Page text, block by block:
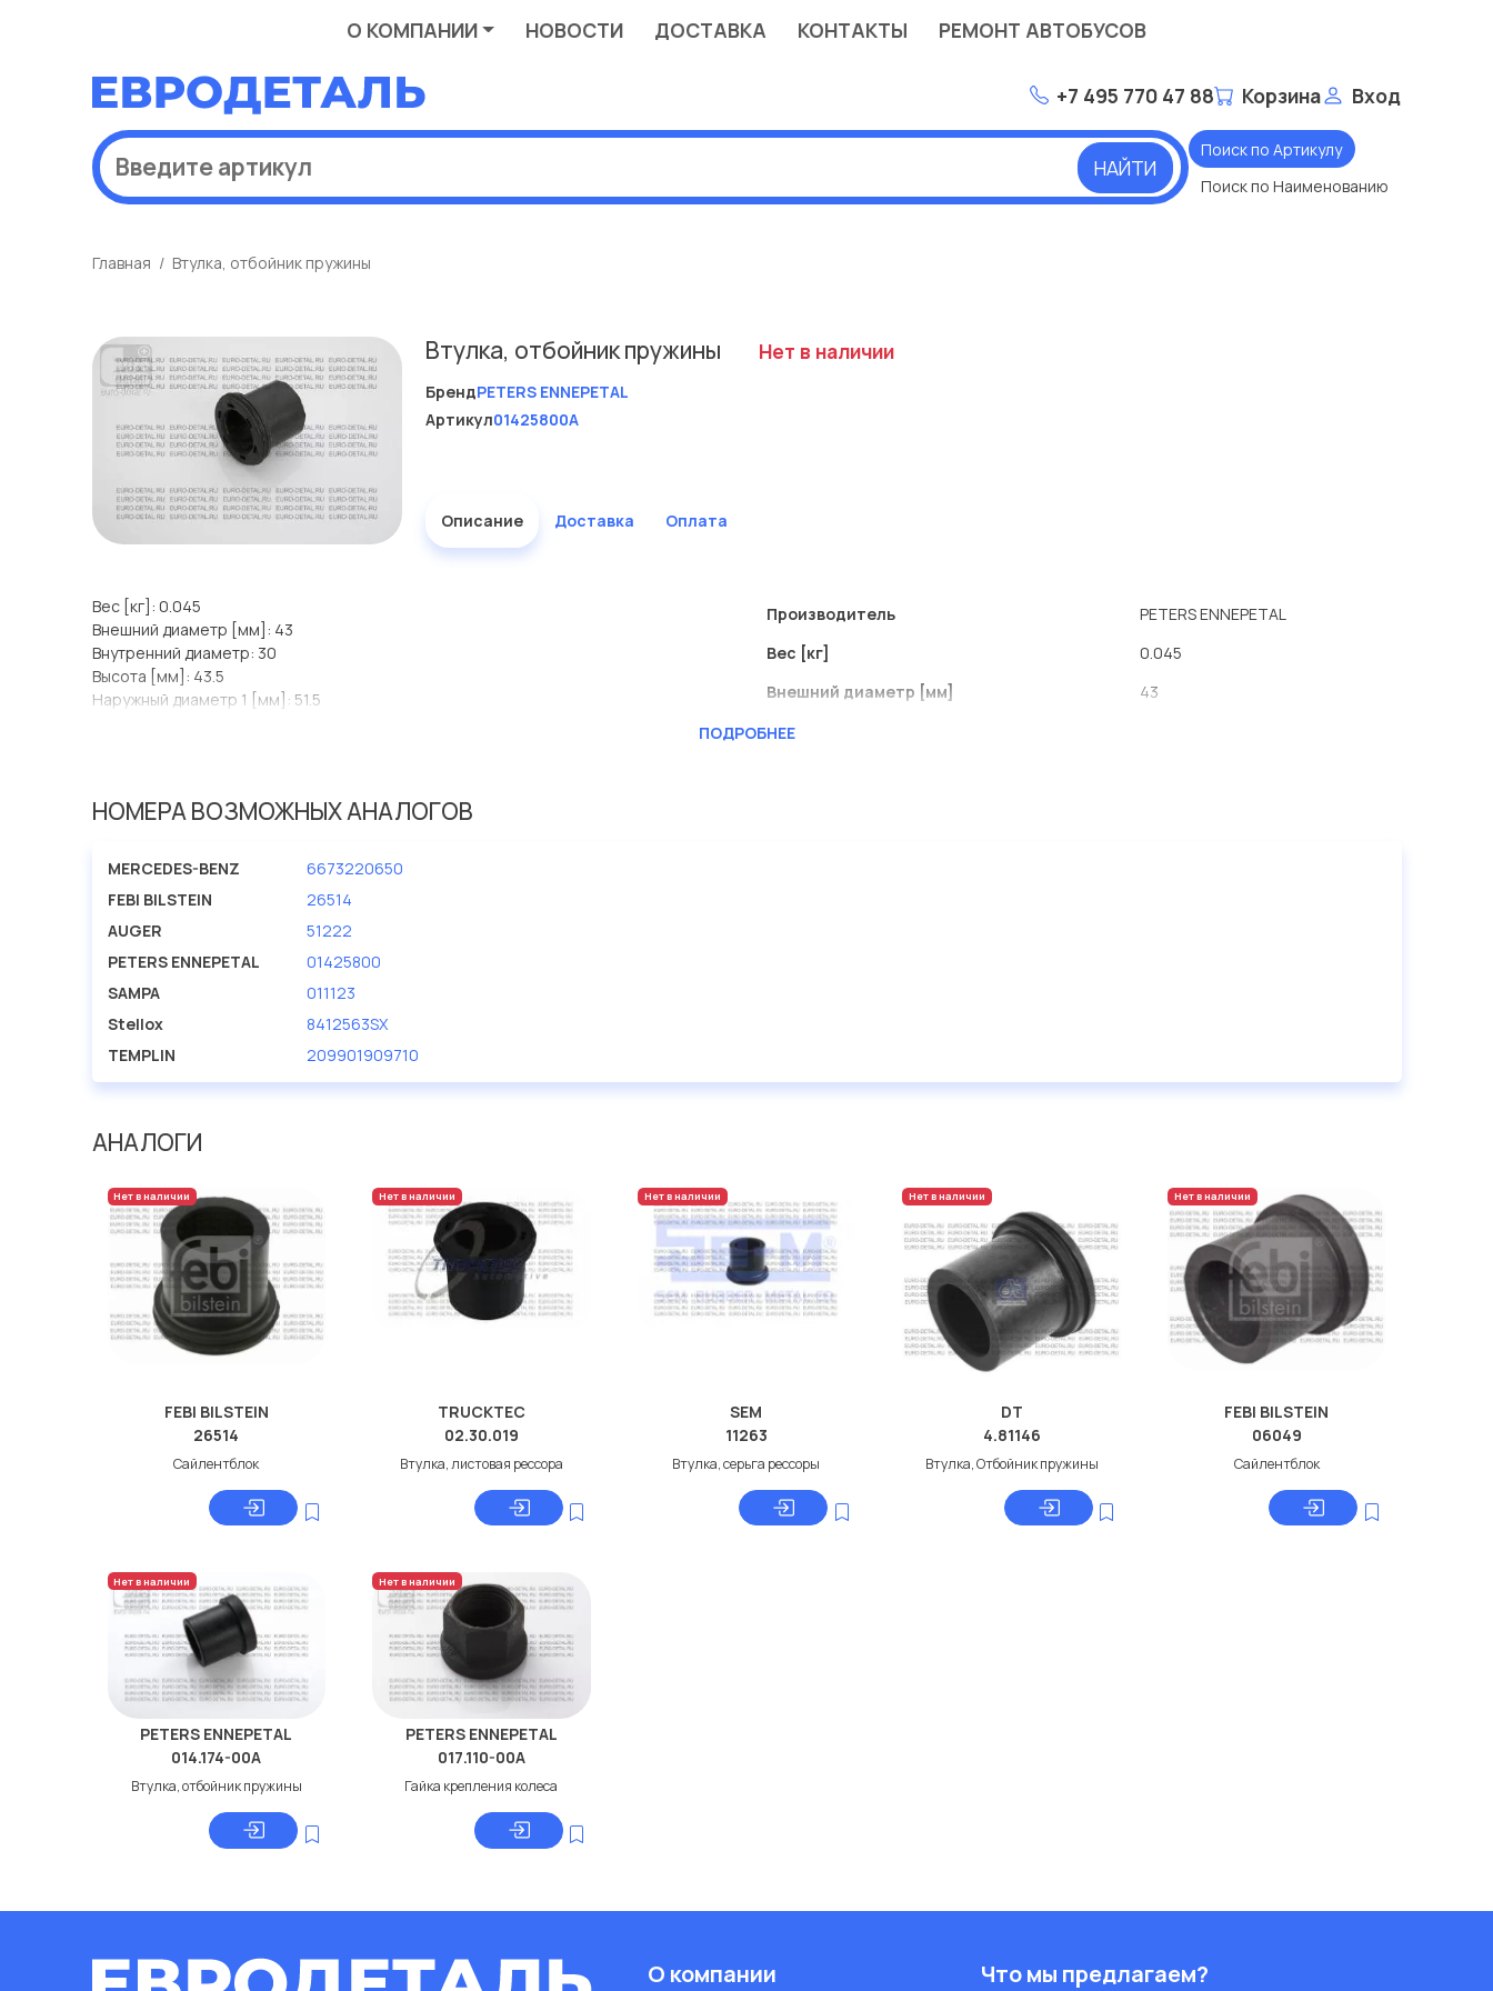
О КОМПАНИИ НОВОСТИ ДОСТАВКА КОНТАКТЫ РЕМОНТ АВТОБУСОВ
+7 495 770 47 88 Корзина Вход
НАЙТИ
Поиск по Артикулу
Поиск по Наименованию
Главная Втулка, отбойник пружины
Втулка, отбойник пружины
БрендPETERS ENNEPETAL
Артикул01425800A
Нет в наличии
Описание Доставка Оплата
Вес [кг]: 0.045
Внешний диаметр [мм]: 43
Внутренний диаметр: 30
Высота [мм]: 43.5
Наружный диаметр 1 [мм]: 51.5
Производитель
PETERS ENNEPETAL
Вес [кг]
0.045
Внешний диаметр [мм]
43
Внутренний диаметр
ПОДРОБНЕЕ
НОМЕРА ВОЗМОЖНЫХ АНАЛОГОВ
MERCEDES-BENZ
6673220650
FEBI BILSTEIN
26514
AUGER
51222
PETERS ENNEPETAL
01425800
SAMPA
011123
Stellox
8412563SX
TEMPLIN
209901909710
АНАЛОГИ
Нет в наличии
FEBI BILSTEIN
26514
Сайлентблок
Нет в наличии
TRUCKTEC
02.30.019
Втулка, листовая рессора
Нет в наличии
SEM
11263
Втулка, серьга рессоры
Нет в наличии
DT
4.81146
Втулка, Oтбойник пружины
Нет в наличии
FEBI BILSTEIN
06049
Сайлентблок
Нет в наличии
PETERS ENNEPETAL
014.174-00A
Втулка, отбойник пружины
Нет в наличии
PETERS ENNEPETAL
017.110-00A
Гайка крепления колеса
О компании Что мы предлагаем?